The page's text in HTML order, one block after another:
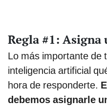
Regla #1:
Lo más importante de
inteligencia artificial
hora de responderte.
debemos asignarle